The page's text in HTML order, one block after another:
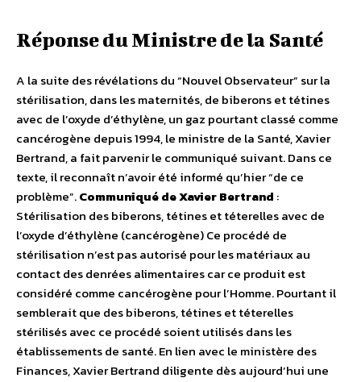
Réponse du Ministre de la Santé
A la suite des révélations du “Nouvel Observateur” sur la
stérilisation, dans les maternités, de biberons et tétines
avec de l’oxyde d’éthylène, un gaz pourtant classé comme
cancérogène depuis 1994, le ministre de la Santé, Xavier
Bertrand, a fait parvenir le communiqué suivant. Dans ce
texte, il reconnaît n’avoir été informé qu’hier “de ce
problème”.Communiqué de Xavier Bertrand :
Stérilisation des biberons, tétines et téterelles avec de
l’oxyde d’éthylène (cancérogène) Ce procédé de
stérilisation n’est pas autorisé pour les matériaux au
contact des denrées alimentaires car ce produit est
considéré comme cancérogène pour l’Homme. Pourtant il
semblerait que des biberons, tétines et téterelles
stérilisés avec ce procédé soient utilisés dans les
établissements de santé. En lien avec le ministère des
Finances, Xavier Bertrand diligente dès aujourd’hui une